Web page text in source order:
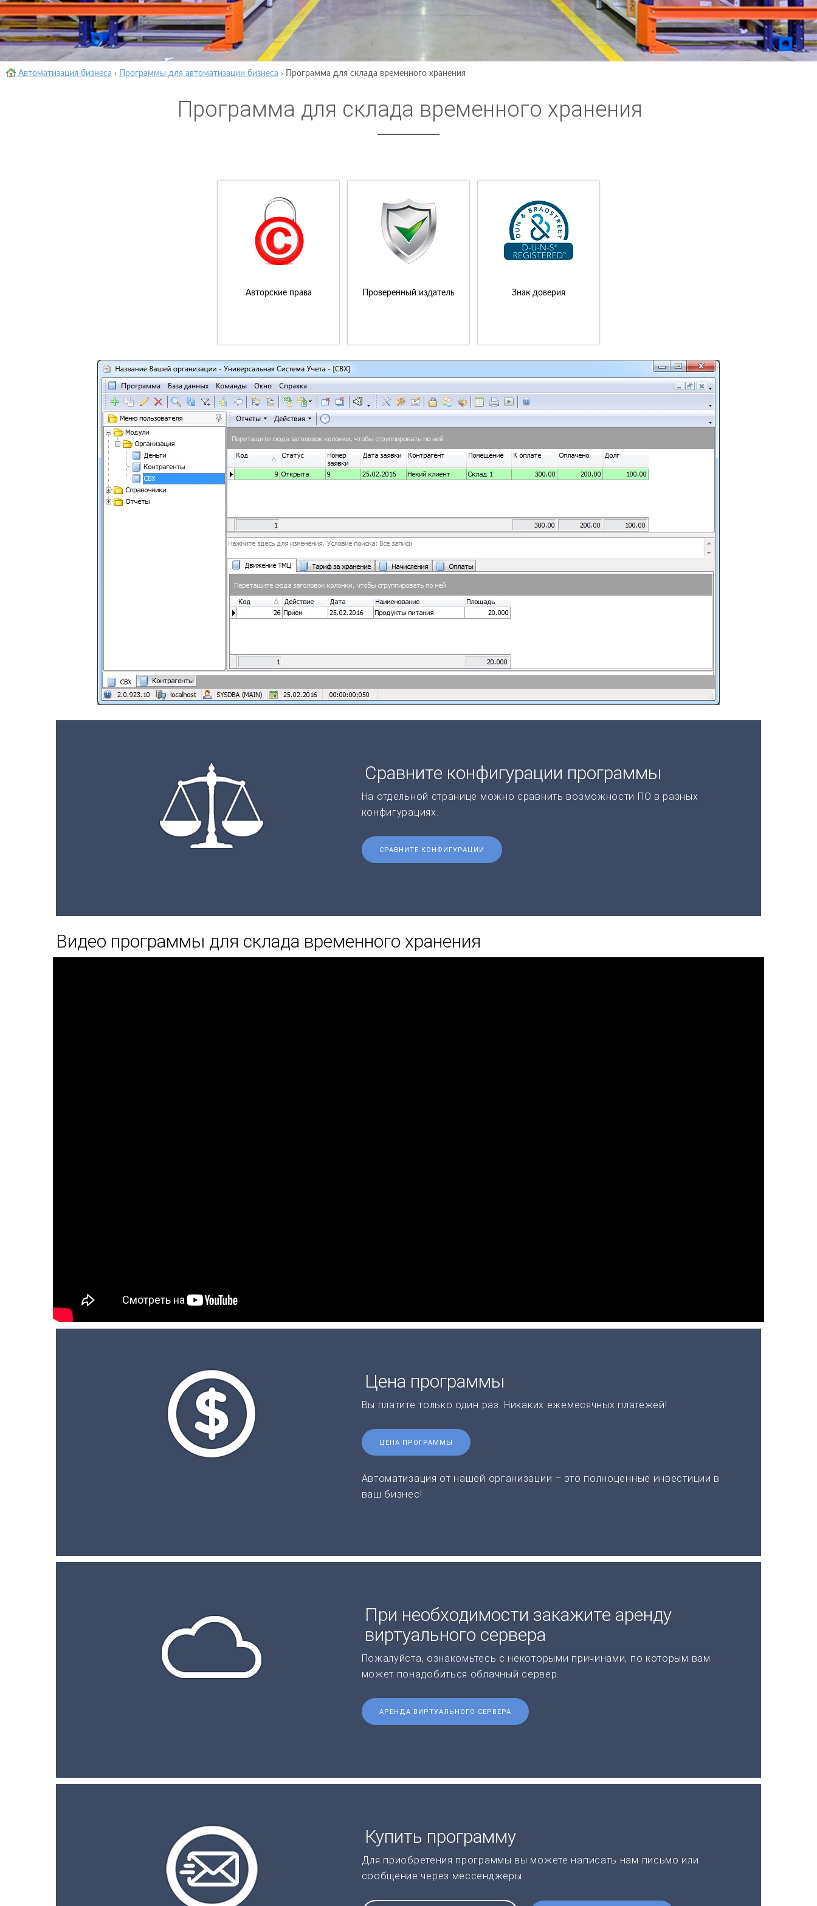
Автоматизация бизнеса › Программы для автоматизации бизнеса › Программа для склада временного хранения
Программа для склада временного хранения
Авторские права Проверенный издатель Знак доверия
Сравните конфигурации программы
На отдельной странице можно сравнить возможности ПО в разных
конфигурациях.
СРАВНИТЕ КОНФИГУРАЦИИ
Видео программы для склада временного хранения
Цена программы
Вы платите только один раз. Никаких ежемесячных платежей!
ЦЕНА ПРОГРАММЫ
Автоматизация от нашей организации – это полноценные инвестиции в
ваш бизнес!
При необходимости закажите аренду
виртуального сервера
Пожалуйста, ознакомьтесь с некоторыми причинами, по которым вам
может понадобиться облачный сервер.
АРЕНДА ВИРТУАЛЬНОГО СЕРВЕРА
Купить программу
Для приобретения программы вы можете написать нам письмо или
сообщение через мессенджеры